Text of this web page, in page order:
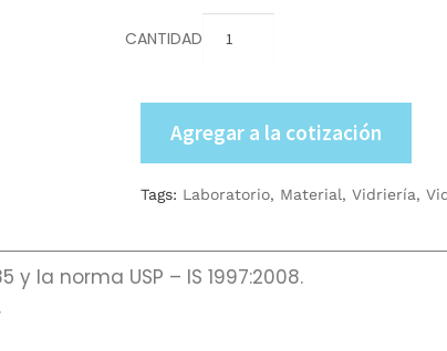
CANTIDAD
Agregar a la cotización
Tags: Laboratorio, Material, Vidriería,
la norma USP – IS 1997:2008.